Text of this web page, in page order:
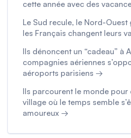
cette année avec des
Le Sud recule, le Nord-
les Français changent leurs
Ils dénoncent un “cadeau” à
compagnies aériennes
aéroports parisiens →
Ils parcourent le monde
village où le temps semble
amoureux →